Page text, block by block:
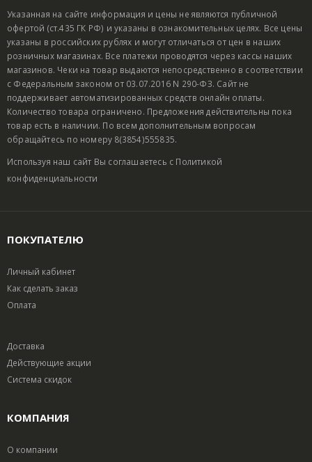
Указанная на сайте информация и цены не являются публичной
офертой (ст.435 ГК РФ) и указаны в ознакомительных целях. Все цены
указаны в российских рублях и могут отличаться от цен в наших
розничных магазинах. Все платежи проводятся через кассы наших
магазинов. Чеки на товар выдаются непосредственно в соответствии
с Федеральным законом от 03.07.2016 N 290-ФЗ. Сайт не
поддерживает автоматизированных средств онлайн оплаты.
Количество товара ограничено. Предложения действительны пока
товар есть в наличии. По всем дополнительным вопросам
обращайтесь по номеру 8(3854)555835.
Используя наш сайт Вы соглашаетесь с Политикой
конфиденциальности
ПОКУПАТЕЛЮ
Личный кабинет
Как сделать заказ
Оплата
Доставка
Действующие акции
Система скидок
КОМПАНИЯ
О компании